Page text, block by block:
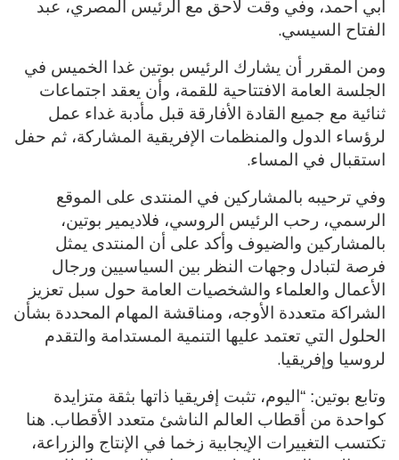
آبي أحمد، وفي وقت لاحق مع الرئيس المصري، عبد
الفتاح السيسي.
ومن المقرر أن يشارك الرئيس بوتين غدا الخميس في
الجلسة العامة الافتتاحية للقمة، وأن يعقد اجتماعات
ثنائية مع جميع القادة الأفارقة قبل مأدبة غداء عمل
لرؤساء الدول والمنظمات الإفريقية المشاركة، ثم حفل
استقبال في المساء.
وفي ترحيبه بالمشاركين في المنتدى على الموقع
الرسمي، رحب الرئيس الروسي، فلاديمير بوتين،
بالمشاركين والضيوف وأكد على أن المنتدى يمثل
فرصة لتبادل وجهات النظر بين السياسيين ورجال
الأعمال والعلماء والشخصيات العامة حول سبل تعزيز
الشراكة متعددة الأوجه، ومناقشة المهام المحددة بشأن
الحلول التي تعتمد عليها التنمية المستدامة والتقدم
لروسيا وإفريقيا.
وتابع بوتين: “اليوم، تثبت إفريقيا ذاتها بثقة متزايدة
كواحدة من أقطاب العالم الناشئ متعدد الأقطاب. هنا
تكتسب التغييرات الإيجابية زخما في الإنتاج والزراعة،